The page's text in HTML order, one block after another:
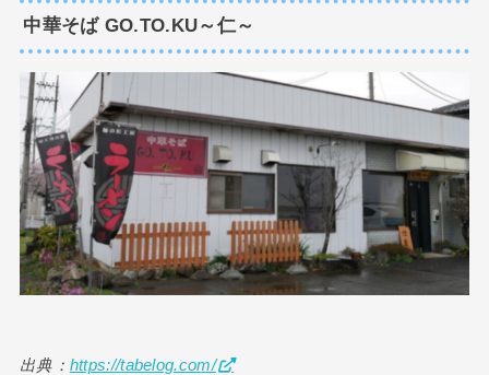
中華そば GO.TO.KU～仁～
出典： https://tabelog.com/